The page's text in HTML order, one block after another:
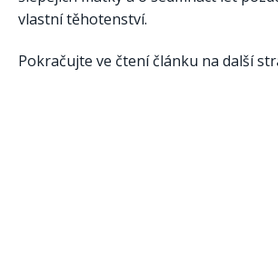
vlastní těhotenství.
Pokračujte ve čtení článku na další